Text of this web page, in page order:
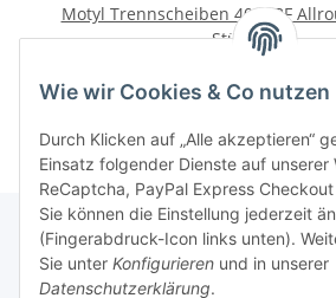
Motyl Trennscheiben 40/1 BF
Stück)
37,95 €
Rechtliche Hinweise
Wie wir Cookies & Co nutzen
Durch Klicken auf „Alle akzeptieren“
Einsatz folgender Dienste auf unserer
ReCaptcha, PayPal Express
Sie können die Einstellung jederzeit
(Fingerabdruck-Icon links unten).
Sie unter Konfigurieren und in unserer
Datenschutzerklärung.